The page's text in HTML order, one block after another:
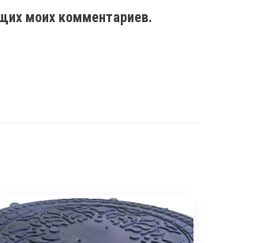
моих комментариев.